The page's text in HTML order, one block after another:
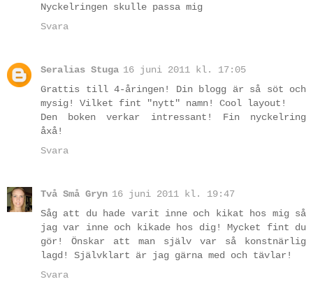
Nyckelringen skulle passa mig
Svara
Seralias Stuga 16 juni 2011 kl. 17:05
Grattis till 4-åringen! Din blogg är så söt och
mysig! Vilket fint "nytt" namn! Cool layout!
Den boken verkar intressant! Fin nyckelring
åxå!
Svara
Två Små Gryn 16 juni 2011 kl. 19:47
Såg att du hade varit inne och kikat hos mig så
jag var inne och kikade hos dig! Mycket fint du
gör! Önskar att man själv var så konstnärlig
lagd! Självklart är jag gärna med och tävlar!
Svara